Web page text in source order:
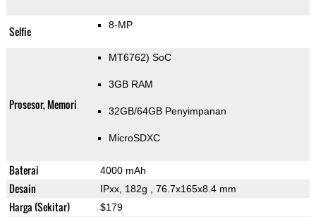
Selfie 8-MP
Prosesor, Memori
MT6762) SoC
3GB RAM
32GB/64GB Penyimpanan
MicroSDXC
Baterai 4000 mAh
Desain IPxx, 182g , 76.7x165x8.4 mm
Harga (Sekitar) $179